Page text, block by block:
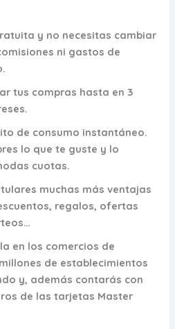
y no necesitas cambiar
ni gastos de
tus compras hasta en 3
de consumo instantáneo.
lo que te guste y lo
cuotas.
muchas más ventajas
regalos, ofertas
en los comercios de
de establecimientos
y, además contarás con
de las tarjetas Master